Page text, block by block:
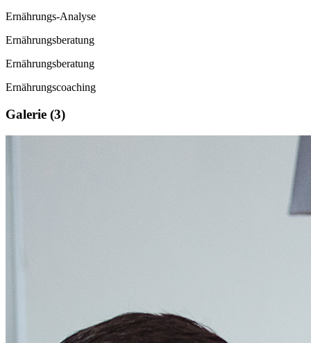
Ernährungs-Analyse
Ernährungsberatung
Ernährungsberatung
Ernährungscoaching
Galerie (3)